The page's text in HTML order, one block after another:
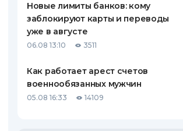
Новые лимиты банков: кому
заблокируют карты и переводы
уже в августе
06.08 13:10 3511
Как работает арест счетов
военнообязанных мужчин
05.08 16:33 14109